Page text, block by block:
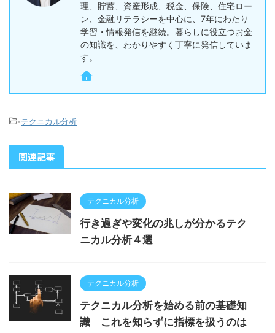
理、貯蓄、資産形成、税金、保険、住宅ロー
ン、金融リテラシーを中心に、7年にわたり
学習・情報発信を継続。暮らしに役立つお金
の知識を、わかりやすく丁寧に発信していま
す。
-テクニカル分析
関連記事
テクニカル分析
行き過ぎや変化の兆しが分かるテク
ニカル分析４選
テクニカル分析
テクニカル分析を始める前の基礎知
識 これを知らずに指標を扱うのは